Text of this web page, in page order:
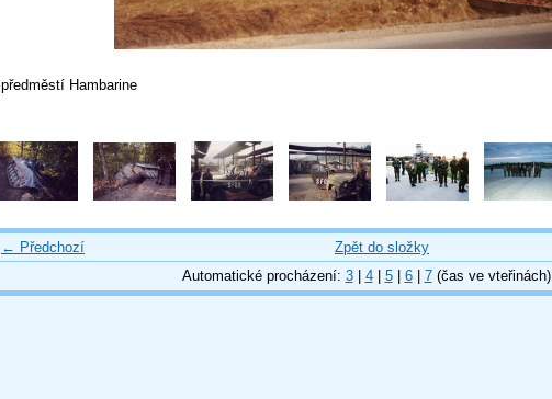
předměstí Hambarine
← Předchozí
Zpět do složky
Automatické procházení: 3| 4| 5| 6| 7(čas ve vteřinách)